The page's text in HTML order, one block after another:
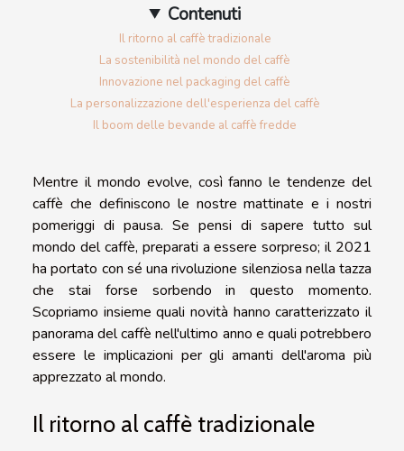
Contenuti
Il ritorno al caffè tradizionale
La sostenibilità nel mondo del caffè
Innovazione nel packaging del caffè
La personalizzazione dell'esperienza del caffè
Il boom delle bevande al caffè fredde
Mentre il mondo evolve, così fanno le tendenze del
caffè che definiscono le nostre mattinate e i nostri
pomeriggi di pausa. Se pensi di sapere tutto sul
mondo del caffè, preparati a essere sorpreso; il 2021
ha portato con sé una rivoluzione silenziosa nella tazza
che stai forse sorbendo in questo momento.
Scopriamo insieme quali novità hanno caratterizzato il
panorama del caffè nell'ultimo anno e quali potrebbero
essere le implicazioni per gli amanti dell'aroma più
apprezzato al mondo.
Il ritorno al caffè tradizionale